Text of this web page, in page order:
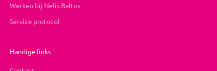
Werken bij Nelis Baltus
Service protocol
Handige links